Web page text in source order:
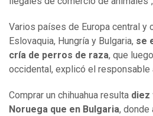
Varios países de Europa central y
Eslovaquia, Hungría y Bulgaria, se
cría de perros de raza, que
occidental, explicó el responsable
Comprar un chihuahua resulta diez
Noruega que en Bulgaria, donde